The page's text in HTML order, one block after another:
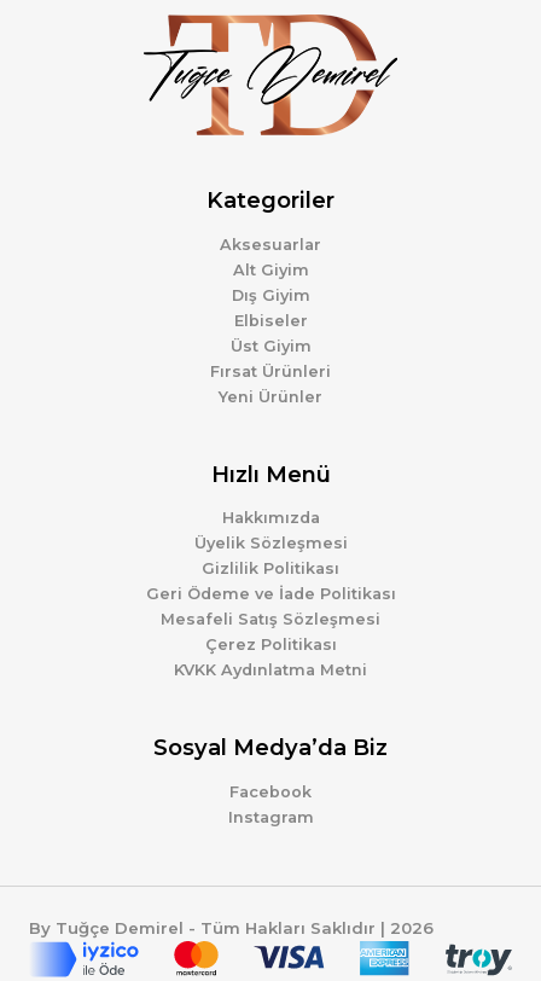
Kategoriler
Aksesuarlar
Alt Giyim
Dış Giyim
Elbiseler
Üst Giyim
Fırsat Ürünleri
Yeni Ürünler
Hızlı Menü
Hakkımızda
Üyelik Sözleşmesi
Gizlilik Politikası
Geri Ödeme ve İade Politikası
Mesafeli Satış Sözleşmesi
Çerez Politikası
KVKK Aydınlatma Metni
Sosyal Medya’da Biz
Facebook
Instagram
By Tuğçe Demirel - Tüm Hakları Saklıdır | 2026